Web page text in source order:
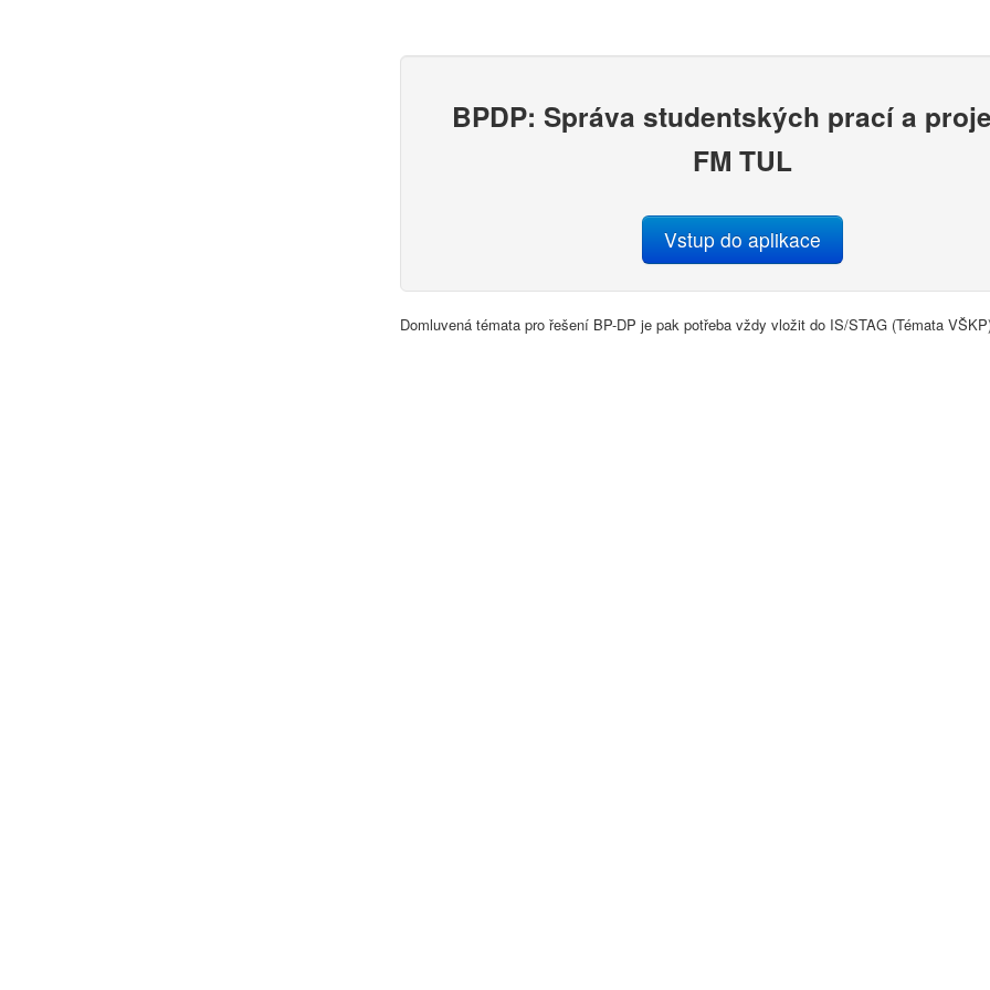
BPDP: Správa studentských prací a
FM TUL
Vstup do aplikace
Domluvená témata pro řešení BP-DP je pak potřeba vždy vložit do IS/STAG (Témata